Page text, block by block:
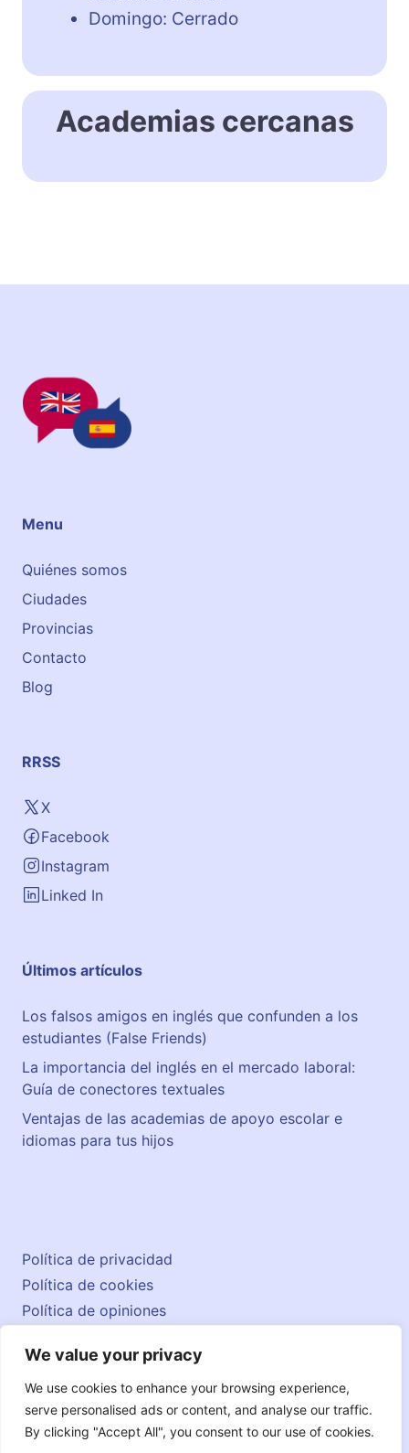
We value your privacy
We use cookies to enhance your browsing experience,
serve personalised ads or content, and analyse our traffic.
By clicking "Accept All", you consent to our use of cookies.
Domingo: Cerrado
Academias cercanas
Menu
Quiénes somos
Ciudades
Provincias
Contacto
Blog
RRSS
X
Facebook
Instagram
Linked In
Últimos artículos
Los falsos amigos en inglés que confunden a los
estudiantes (False Friends)
La importancia del inglés en el mercado laboral:
Guía de conectores textuales
Ventajas de las academias de apoyo escolar e
idiomas para tus hijos
© 2026 englishatlas.es
Política de privacidad
Política de cookies
Política de opiniones
Contacto